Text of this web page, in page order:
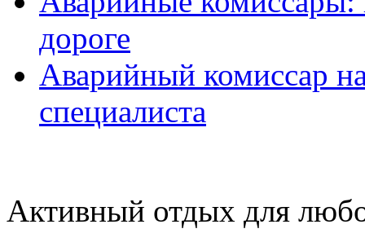
дороге
Аварийный комиссар
специалиста
Активный отдых для